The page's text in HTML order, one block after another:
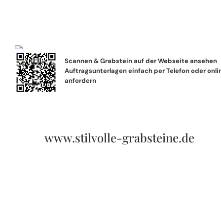
Scannen & Grabstein auf der Webseite ansehen
Auftragsunterlagen einfach per Telefon oder
anfordern
www.stilvolle-grabsteine.de